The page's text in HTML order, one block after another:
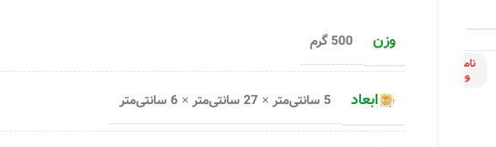
ناموج
ود ود ود
وزن 500 گرم
ابعاد 5 سانتی‌متر × 27 سانتی‌متر × 6 سانتی‌متر